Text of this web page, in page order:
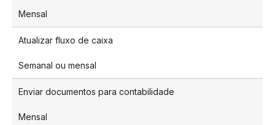
Mensal
Atualizar fluxo de caixa
Semanal ou mensal
Enviar documentos para contabilidade
Mensal